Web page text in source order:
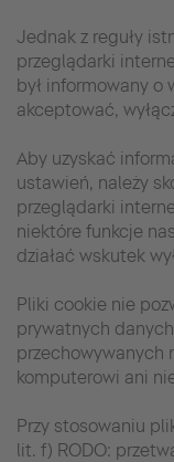
Jednak z reguły
przeglądarki
był informowany o
akceptować,
Aby uzyskać
ustawień, należy
przeglądarki
niektóre funkcje
działać wskutek
Pliki cookie nie
prywatnych
przechowywanych
komputerowi ani
Przy stosowaniu
lit. f) RODO: